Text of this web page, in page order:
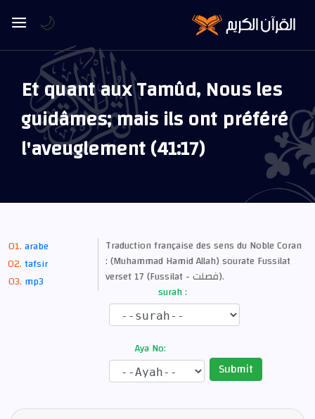
Et quant aux Tamûd, Nous les
guidâmes; mais ils ont préféré
l'aveuglement (41:17)
arabe
tafsir
mp3
Traduction française des sens du Noble Coran
: (Muhammad Hamid Allah) sourate Fussilat
verset 17 (Fussilat - فصلت).
surah :
Aya No:
Submit
🌙